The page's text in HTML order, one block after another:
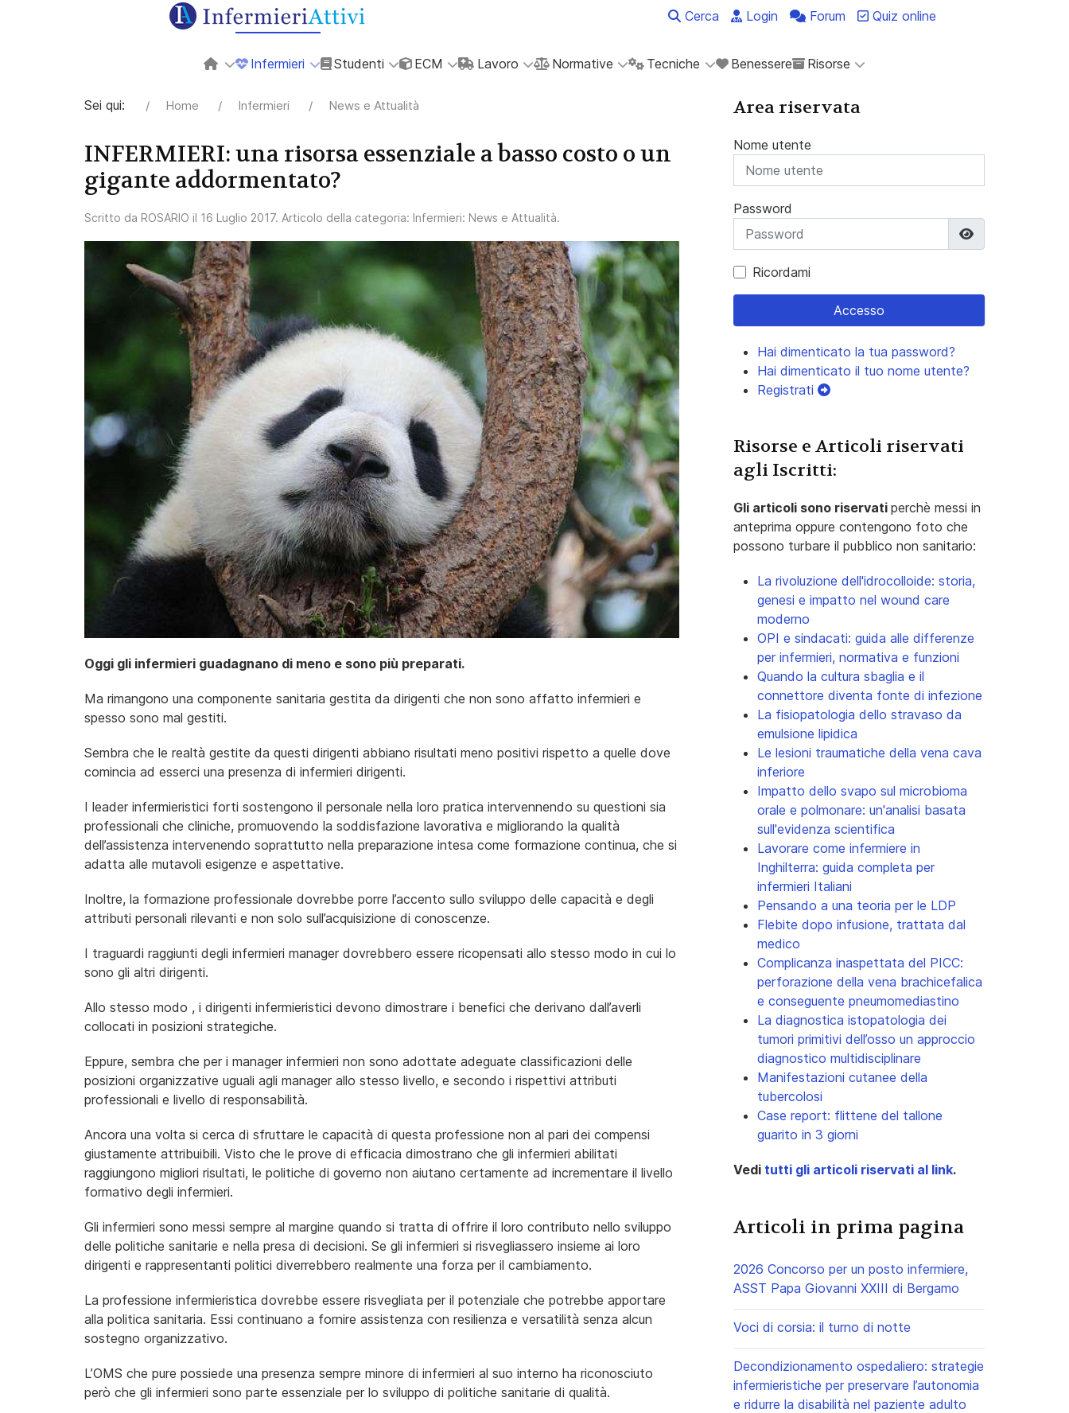
Cerca Login Forum Quiz online
Infermieri Studenti ECM Lavoro Normative Tecniche Benessere Risorse
Sei qui: Home Infermieri News e Attualità
INFERMIERI: una risorsa essenziale a basso costo o un
gigante addormentato?
Scritto da ROSARIO il 16 Luglio 2017. Articolo della categoria: Infermieri: News e Attualità.
Oggi gli infermieri guadagnano di meno e sono più preparati.
Ma rimangono una componente sanitaria gestita da dirigenti che non sono affatto infermieri e
spesso sono mal gestiti.
Sembra che le realtà gestite da questi dirigenti abbiano risultati meno positivi rispetto a quelle dove
comincia ad esserci una presenza di infermieri dirigenti.
I leader infermieristici forti sostengono il personale nella loro pratica intervennendo su questioni sia
professionali che cliniche, promuovendo la soddisfazione lavorativa e migliorando la qualità
dell’assistenza intervenendo soprattutto nella preparazione intesa come formazione continua, che si
adatta alle mutavoli esigenze e aspettative.
Inoltre, la formazione professionale dovrebbe porre l’accento sullo sviluppo delle capacità e degli
attributi personali rilevanti e non solo sull’acquisizione di conoscenze.
I traguardi raggiunti degli infermieri manager dovrebbero essere ricopensati allo stesso modo in cui lo
sono gli altri dirigenti.
Allo stesso modo , i dirigenti infermieristici devono dimostrare i benefici che derivano dall’averli
collocati in posizioni strategiche.
Eppure, sembra che per i manager infermieri non sono adottate adeguate classificazioni delle
posizioni organizzative uguali agli manager allo stesso livello, e secondo i rispettivi attributi
professionali e livello di responsabilità.
Ancora una volta si cerca di sfruttare le capacità di questa professione non al pari dei compensi
giustamente attribuibili. Visto che le prove di efficacia dimostrano che gli infermieri abilitati
raggiungono migliori risultati, le politiche di governo non aiutano certamente ad incrementare il livello
formativo degli infermieri.
Gli infermieri sono messi sempre al margine quando si tratta di offrire il loro contributo nello sviluppo
delle politiche sanitarie e nella presa di decisioni. Se gli infermieri si risvegliassero insieme ai loro
dirigenti e rappresentanti politici diverrebbero realmente una forza per il cambiamento.
La professione infermieristica dovrebbe essere risvegliata per il potenziale che potrebbe apportare
alla politica sanitaria. Essi continuano a fornire assistenza con resilienza e versatilità senza alcun
sostegno organizzativo.
L’OMS che pure possiede una presenza sempre minore di infermieri al suo interno ha riconosciuto
però che gli infermieri sono parte essenziale per lo sviluppo di politiche sanitarie di qualità.
Area riservata
Nome utente
Password
Ricordami
Accesso
Hai dimenticato la tua password?
Hai dimenticato il tuo nome utente?
Registrati
Risorse e Articoli riservati
agli Iscritti:
Gli articoli sono riservati perchè messi in
anteprima oppure contengono foto che
possono turbare il pubblico non sanitario:
La rivoluzione dell'idrocolloide: storia,
genesi e impatto nel wound care
moderno
OPI e sindacati: guida alle differenze
per infermieri, normativa e funzioni
Quando la cultura sbaglia e il
connettore diventa fonte di infezione
La fisiopatologia dello stravaso da
emulsione lipidica
Le lesioni traumatiche della vena cava
inferiore
Impatto dello svapo sul microbioma
orale e polmonare: un'analisi basata
sull'evidenza scientifica
Lavorare come infermiere in
Inghilterra: guida completa per
infermieri Italiani
Pensando a una teoria per le LDP
Flebite dopo infusione, trattata dal
medico
Complicanza inaspettata del PICC:
perforazione della vena brachicefalica
e conseguente pneumomediastino
La diagnostica istopatologia dei
tumori primitivi dell’osso un approccio
diagnostico multidisciplinare
Manifestazioni cutanee della
tubercolosi
Case report: flittene del tallone
guarito in 3 giorni
Vedi tutti gli articoli riservati al link.
Articoli in prima pagina
2026 Concorso per un posto infermiere,
ASST Papa Giovanni XXIII di Bergamo
Voci di corsia: il turno di notte
Decondizionamento ospedaliero: strategie
infermieristiche per preservare l’autonomia
e ridurre la disabilità nel paziente adulto